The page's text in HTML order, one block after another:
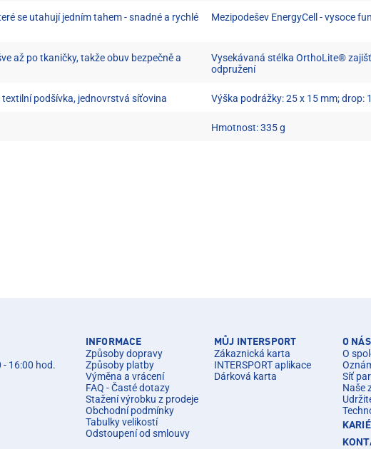
se utahují jedním tahem - snadné a rychlé
Mezipodešev EnergyCell - vysoce
až po tkaničky, takže obuv bezpečně a
Vysekávaná stélka OrthoLite®
odpružení
podšívka, jednovrstvá síťovina Výška podrážky: 25 x 15 mm; drop:
Hmotnost: 335 g
- 16:00 hod.
INFORMACE
Způsoby dopravy
Způsoby platby
Výměna a vrácení
FAQ - Časté dotazy
Stažení výrobku z prodeje
Obchodní podmínky
Tabulky velikostí
Odstoupení od smlouvy
MŮJ INTERSPORT
Zákaznická karta
INTERSPORT aplikace
Dárková karta
O NÁS
O
Síť
Naše